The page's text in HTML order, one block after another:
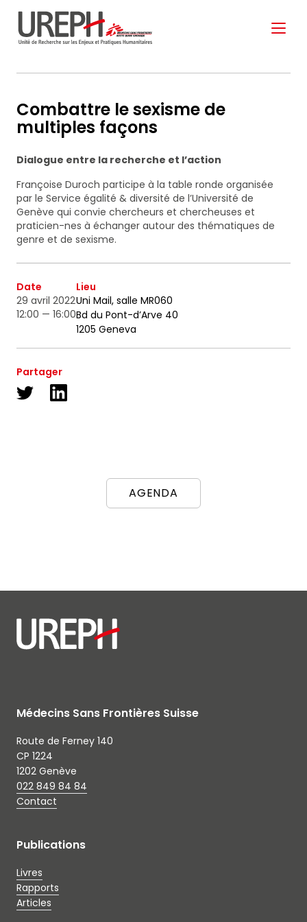
Combattre le sexisme de
multiples façons
Dialogue entre la recherche et l’action
Françoise Duroch participe à la table ronde organisée
par le Service égalité & diversité de l’Université de
Genève qui convie chercheurs et chercheuses et
praticien-nes à échanger autour des thématiques de
genre et de sexisme.
Date
29 avril 2022
12:00 — 16:00
Lieu
Uni Mail, salle MR060
Bd du Pont-d’Arve 40
1205 Geneva
Partager
AGENDA
Médecins Sans Frontières Suisse
Route de Ferney 140
CP 1224
1202 Genève
022 849 84 84
Contact
Publications
Livres
Rapports
Articles
S'ABONNER À NOTRE
NEWSLETTER
Ne manquez pas les nouveautés que nous
Votre adresse de messagerie est uniquement
utilisée pour vous envoyer notre lettre d'information
ainsi que des informations concernant nos
activités. Vous pouvez à tout moment utiliser le lien